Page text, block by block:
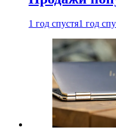
1 год спустя1 год